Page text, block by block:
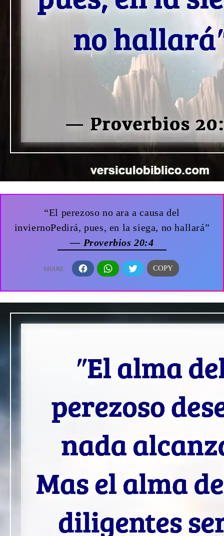
“El perezoso no ara a causa del
inviernoPedirá, pues, en la siega, no hallará”
— Proverbios 20:4